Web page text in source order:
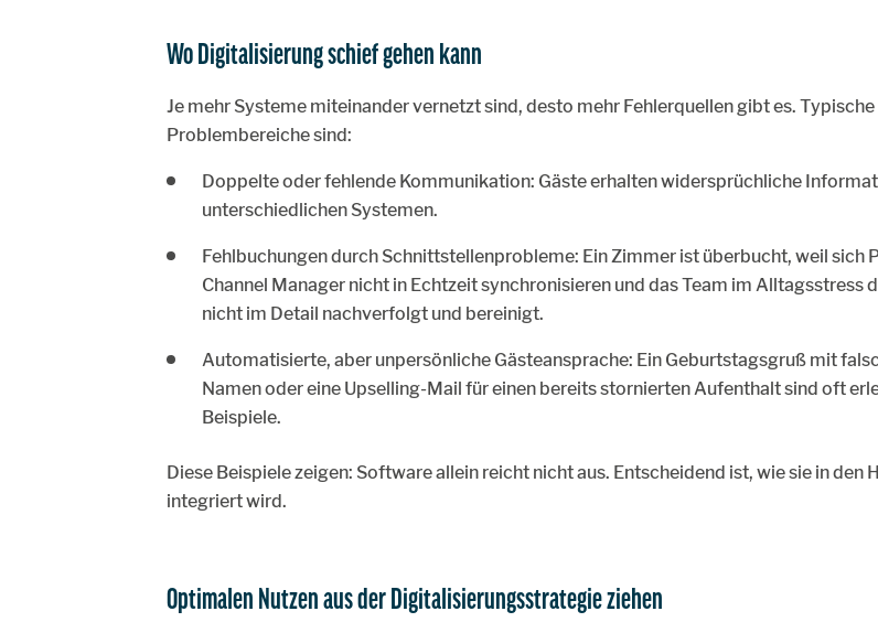
Wo Digitalisierung schief gehen kann
Je mehr Systeme miteinander vernetzt sind, desto mehr Fehlerquellen gibt es. Typische
Problembereiche sind:
Doppelte oder fehlende Kommunikation: Gäste erhalten widersprüchliche
unterschiedlichen Systemen.
Fehlbuchungen durch Schnittstellenprobleme: Ein Zimmer ist überbucht, weil sich
Channel Manager nicht in Echtzeit synchronisieren und das Team im Alltagsstress
nicht im Detail nachverfolgt und bereinigt.
Automatisierte, aber unpersönliche Gästeansprache: Ein Geburtstagsgruß mit
Namen oder eine Upselling-Mail für einen bereits stornierten Aufenthalt sind oft
Beispiele.
Diese Beispiele zeigen: Software allein reicht nicht aus. Entscheidend ist, wie sie in den
integriert wird.
Optimalen Nutzen aus der Digitalisierungsstrategie ziehen